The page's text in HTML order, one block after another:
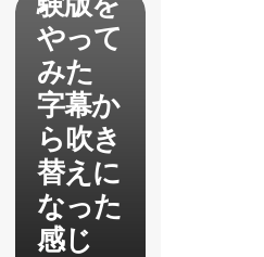
やって
みた
字幕か
ら吹き
替えに
なった
感じ